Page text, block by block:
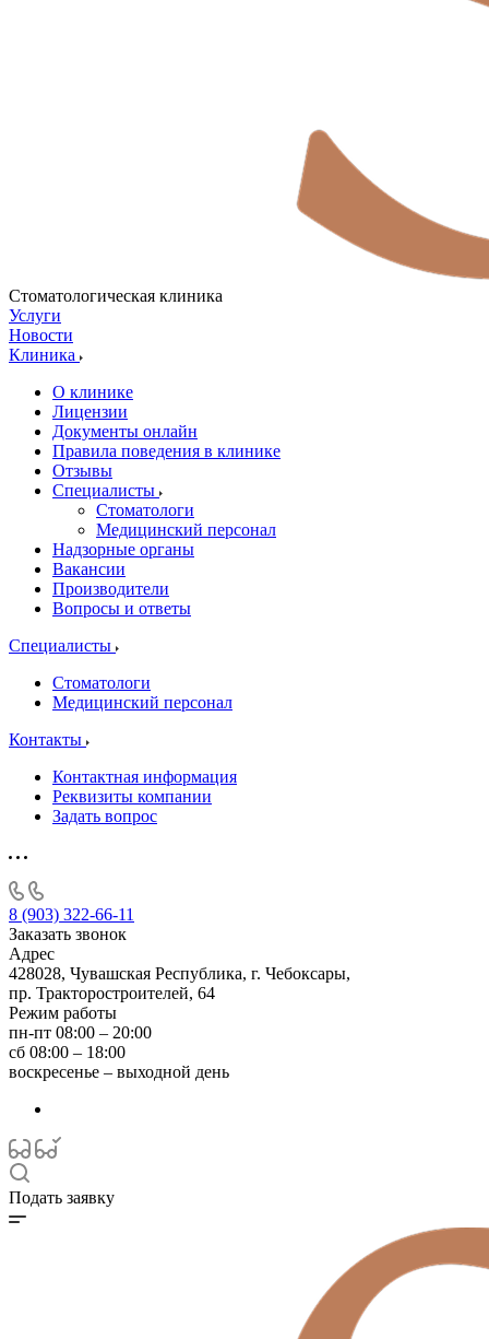
Стоматологическая клиника
Услуги
Новости
Клиника
О клинике
Лицензии
Документы онлайн
Правила поведения в клинике
Отзывы
Специалисты
Стоматологи
Медицинский персонал
Надзорные органы
Вакансии
Производители
Вопросы и ответы
Специалисты
Стоматологи
Медицинский персонал
Контакты
Контактная информация
Реквизиты компании
Задать вопрос
8 (903) 322-66-11
Заказать звонок
Адрес
428028, Чувашская Республика, г. Чебоксары,
пр. Тракторостроителей, 64
Режим работы
пн-пт 08:00 – 20:00
сб 08:00 – 18:00
воскресенье – выходной день
Подать заявку